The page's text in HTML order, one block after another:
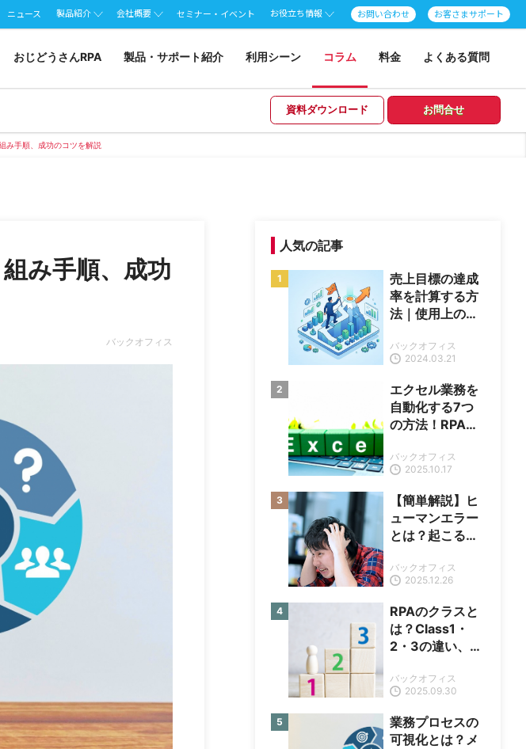
ニュース 製品紹介 会社概要 セミナー・イベント お役立ち情報 お問い合わせ お客さまサポート
おじどうさんRPA 製品・サポート紹介 利用シーン コラム 料金 よくある質問
資料ダウンロード お問合せ
み手順、成功のコツを解説
み手順、成功
バックオフィス
人気の記事
売上目標の達成
率を計算する方
法｜使用上の注
しよう
2024.03.21
バックオフィス
エクセル業務を
自動化する7つ
の方法！RPAツ
や事例も解説
2025.10.17
バックオフィス
【簡単解説】ヒ
ューマンエラー
とは？起こる原
2025.12.26
バックオフィス
RPAのクラスと
は？Class1・
2・3の違い、導
介
2025.09.30
バックオフィス
業務プロセスの
可視化とは？メ